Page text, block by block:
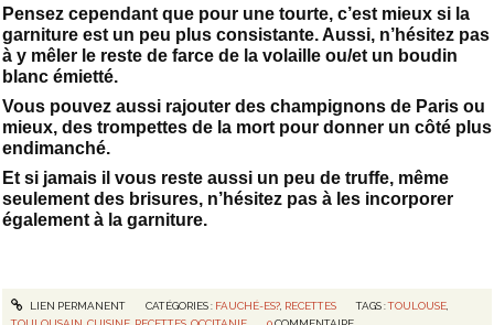
Pensez cependant que pour une tourte, c’est mieux si la
garniture est un peu plus consistante. Aussi, n’hésitez pas
à y mêler le reste de farce de la volaille ou/et un boudin
blanc émietté.
Vous pouvez aussi rajouter des champignons de Paris ou
mieux, des trompettes de la mort pour donner un côté plus
endimanché.
Et si jamais il vous reste aussi un peu de truffe, même
seulement des brisures, n’hésitez pas à les incorporer
également à la garniture.
LIEN PERMANENT CATÉGORIES : FAUCHÉ-ES?, RECETTES TAGS :TOULOUSE,